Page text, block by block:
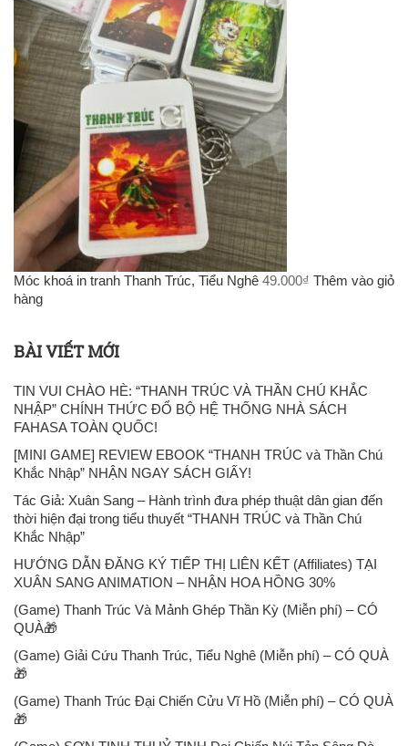
Móc khoá in tranh Thanh Trúc, Tiểu Nghê 49.000₫ Thêm vào giỏ
hàng
BÀI VIẾT MỚI
TIN VUI CHÀO HÈ: “THANH TRÚC VÀ THẦN CHÚ KHẮC
NHẬP” CHÍNH THỨC ĐỔ BỘ HỆ THỐNG NHÀ SÁCH
FAHASA TOÀN QUỐC!
[MINI GAME] REVIEW EBOOK “THANH TRÚC và Thần Chú
Khắc Nhập” NHẬN NGAY SÁCH GIẤY!
Tác Giả: Xuân Sang – Hành trình đưa phép thuật dân gian đến
thời hiện đại trong tiểu thuyết “THANH TRÚC và Thần Chú
Khắc Nhập”
HƯỚNG DẪN ĐĂNG KÝ TIẾP THỊ LIÊN KẾT (Affiliates) TẠI
XUÂN SANG ANIMATION – NHẬN HOA HỒNG 30%
(Game) Thanh Trúc Và Mảnh Ghép Thần Kỳ (Miễn phí) – CÓ
QUÀ🎁
(Game) Giải Cứu Thanh Trúc, Tiểu Nghê (Miễn phí) – CÓ QUÀ
🎁
(Game) Thanh Trúc Đại Chiến Cửu Vĩ Hồ (Miễn phí) – CÓ QUÀ
🎁